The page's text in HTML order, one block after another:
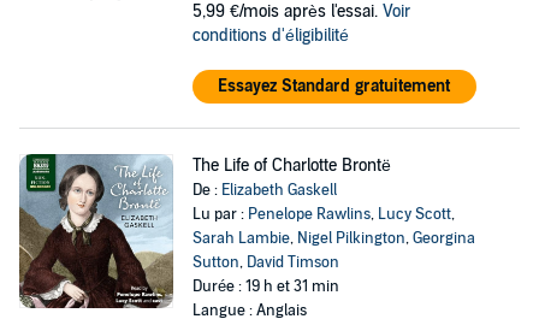
5,99 €/mois après l'essai. Voir
conditions d'éligibilité
Essayez Standard gratuitement
The Life of Charlotte Brontë
De : Elizabeth Gaskell
Lu par : Penelope Rawlins, Lucy Scott,
Sarah Lambie, Nigel Pilkington,Georgina
Sutton, David Timson
Durée : 19 h et 31 min
Langue : Anglais